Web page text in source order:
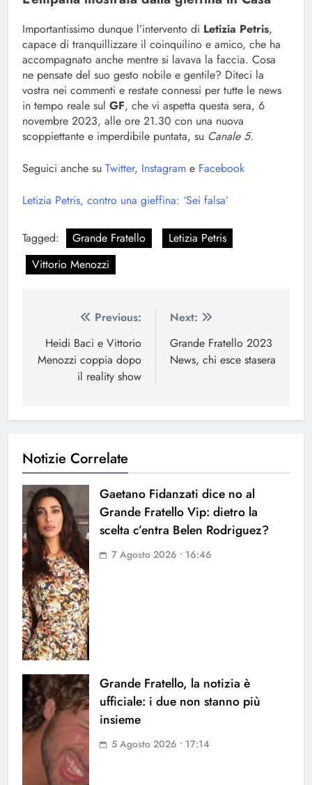
Importantissimo dunque l’intervento di Letizia Petris,
capace di tranquillizzare il coinquilino e amico, che ha
accompagnato anche mentre si lavava la faccia. Cosa
ne pensate del suo gesto nobile e gentile? Diteci la
vostra nei commenti e restate connessi per tutte le news
in tempo reale sul GF, che vi aspetta questa sera, 6
novembre 2023, alle ore 21.30 con una nuova
scoppiettante e imperdibile puntata, su Canale 5.
Seguici anche su Twitter, Instagram e Facebook
Letizia Petris, contro una gieffina: ‘Sei falsa’
Tagged: Grande Fratello
Letizia Petris
Vittorio Menozzi
Navigazione
articoli
Previous:
Heidi Baci e Vittorio
Menozzi coppia dopo
il reality show
Next:
Grande Fratello 2023
News, chi esce stasera
Notizie Correlate
Gaetano Fidanzati dice no al
Grande Fratello Vip: dietro la
scelta c’entra Belen Rodriguez?
7 Agosto 2026 • 16:46
Grande Fratello, la notizia è
ufficiale: i due non stanno più
insieme
5 Agosto 2026 • 17:14